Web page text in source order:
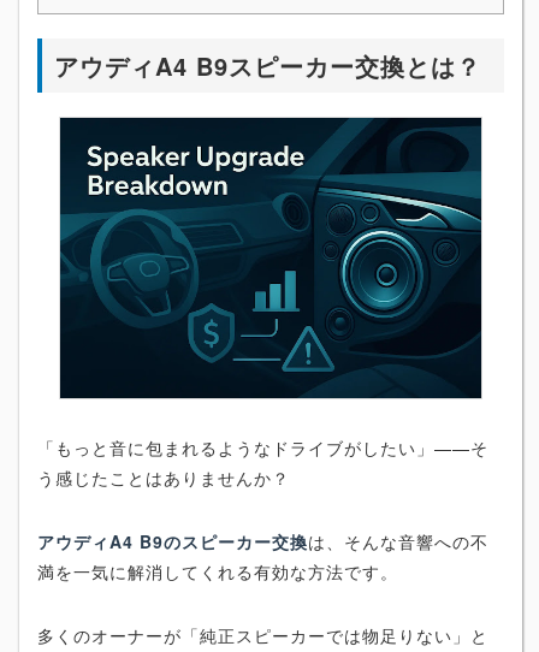
アウディA4 B9スピーカー交換とは？
「もっと音に包まれるようなドライブがしたい」——そ
う感じたことはありませんか？
アウディA4 B9のスピーカー交換は、そんな音響への不
満を一気に解消してくれる有効な方法です。
多くのオーナーが「純正スピーカーでは物足りない」と